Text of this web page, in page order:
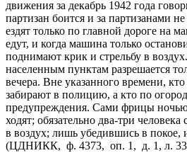
движения за декабрь 1942 года
партизан боится и за партизанами
ездят только по главной дороге на
едут, и когда машина только
поднимают крик и стрельбу в
населенным пунктам разрешается
вечера. Вне указанного времени,
забирают в полицию, а кто по
предупреждения. Сами фрицы
ходят; обязательно два-три
в воздух; лишь убедившись в
(ЦДНИКК, ф. 4373, оп. 1, д. 1, л.